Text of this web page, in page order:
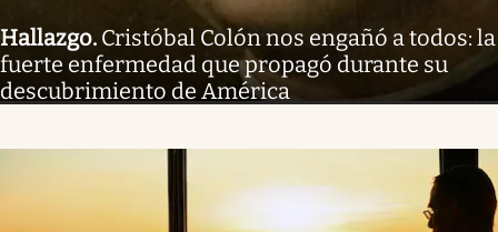
Hallazgo. Cristóbal Colón nos engañó a todos: la
fuerte enfermedad que propagó durante su
descubrimiento de América